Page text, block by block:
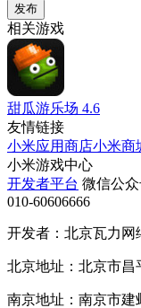
发布
相关游戏
甜瓜游乐场 4.6
友情链接
小米应用商店小米商
小米游戏中心
开发者平台 微信公
010-60606666
开发者：北京瓦力网
北京地址：北京市昌
南京地址：南京市建